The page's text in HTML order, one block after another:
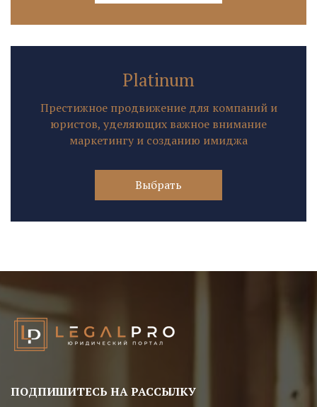
Platinum
Престижное продвижение для компаний и
юристов, уделяющих важное внимание
маркетингу и созданию имиджа
Выбрать
ПОДПИШИТЕСЬ НА РАССЫЛКУ